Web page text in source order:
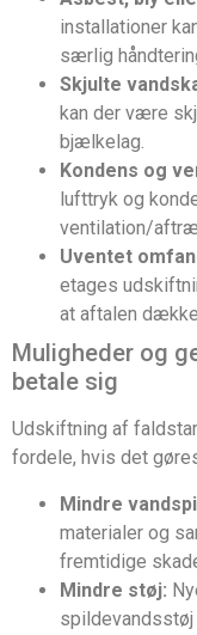
installationer
særlig
Skjulte
kan der være
bjælkelag.
Kondens og
lufttryk og
ventilation/
Uventet
etages
at aftalen
Muligheder og
betale sig
Udskiftning af
fordele, hvis det
Mindre
materialer og
fremtidige
Mindre støj: